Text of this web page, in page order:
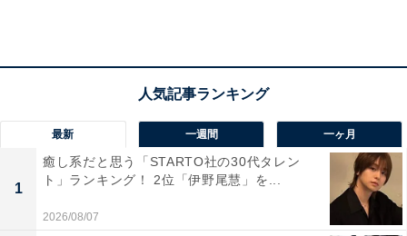
A post shared by King & Prince (@kingandprince_j)
最新 一週間 一ヶ月
1
癒し系だと思う「STARTO社の30代タレン
ト」ランキング！ 2位「伊野尾慧」を...
2026/08/07